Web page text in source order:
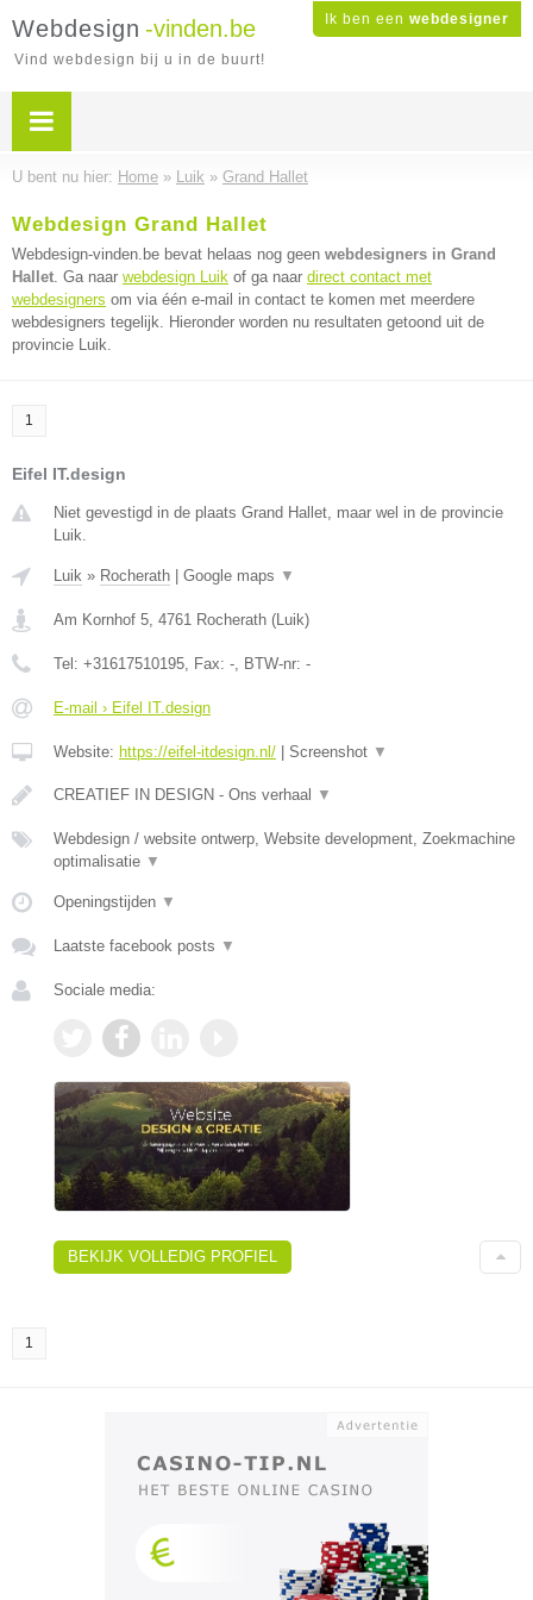
Ik ben een webdesigner
Webdesign -vinden.be
Vind webdesign bij u in de buurt!
U bent nu hier: Home » Luik » Grand Hallet
Webdesign Grand Hallet
Webdesign-vinden.be bevat helaas nog geen webdesigners in Grand
Hallet. Ga naar webdesign Luik of ga naar direct contact met
webdesigners om via één e-mail in contact te komen met meerdere
webdesigners tegelijk. Hieronder worden nu resultaten getoond uit de
provincie Luik.
1
Eifel IT.design
Niet gevestigd in de plaats Grand Hallet, maar wel in de provincie
Luik.
Luik » Rocherath Google maps ▼
Am Kornhof 5, 4761 Rocherath (Luik)
Tel: +31617510195, Fax: -, BTW-nr: -
E-mail › Eifel IT.design
Website: https://eifel-itdesign.nl/ Screenshot ▼
CREATIEF IN DESIGN - Ons verhaal ▼
Webdesign / website ontwerp, Website development, Zoekmachine
optimalisatie ▼
Openingstijden ▼
Laatste facebook posts ▼
Sociale media:
BEKIJK VOLLEDIG PROFIEL
1